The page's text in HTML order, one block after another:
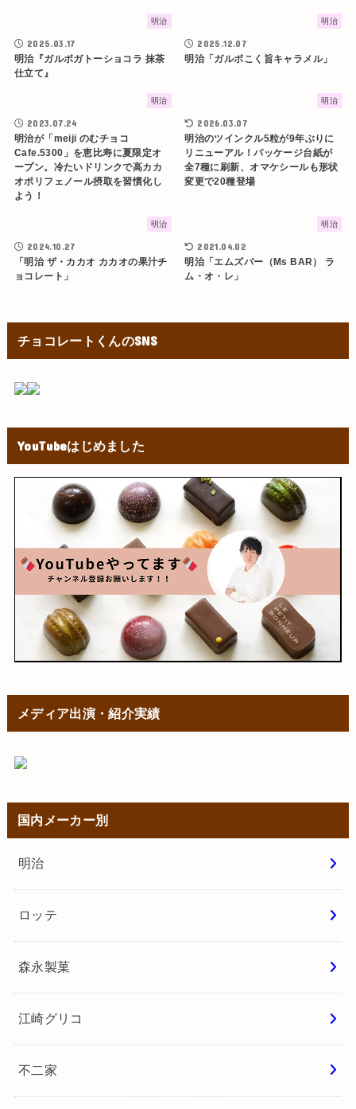
明治
2025.03.17
明治『ガルボガトーショコラ 抹茶
仕立て』
明治
2025.12.07
明治「ガルボこく旨キャラメル」
明治
2023.07.24
明治が「meiji のむチョコ
Cafe.5300」を恵比寿に夏限定オ
ープン。冷たいドリンクで高カカ
オポリフェノール摂取を習慣化し
よう！
明治
2026.03.07
明治のツインクル5粒が9年ぶりに
リニューアル！パッケージ台紙が
全7種に刷新、オマケシールも形状
変更で20種登場
明治
2024.10.27
「明治 ザ・カカオ カカオの果汁チ
ョコレート」
明治
2021.04.02
明治「エムズバー（Ms BAR） ラ
ム・オ・レ」
チョコレートくんのSNS
YouTubeはじめました
メディア出演・紹介実績
国内メーカー別
明治
ロッテ
森永製菓
江崎グリコ
不二家